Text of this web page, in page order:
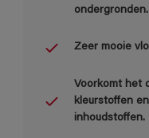
ondergronden.
Zeer mooie
Voorkomt het
kleurstoffen
inhoudstoffen.